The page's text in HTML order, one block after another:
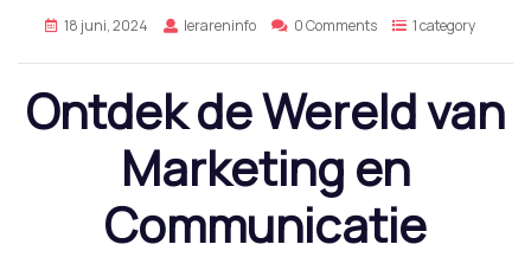
18 juni, 2024 lerareninfo 0 Comments 1 category
Ontdek de Wereld van
Marketing en
Communicatie